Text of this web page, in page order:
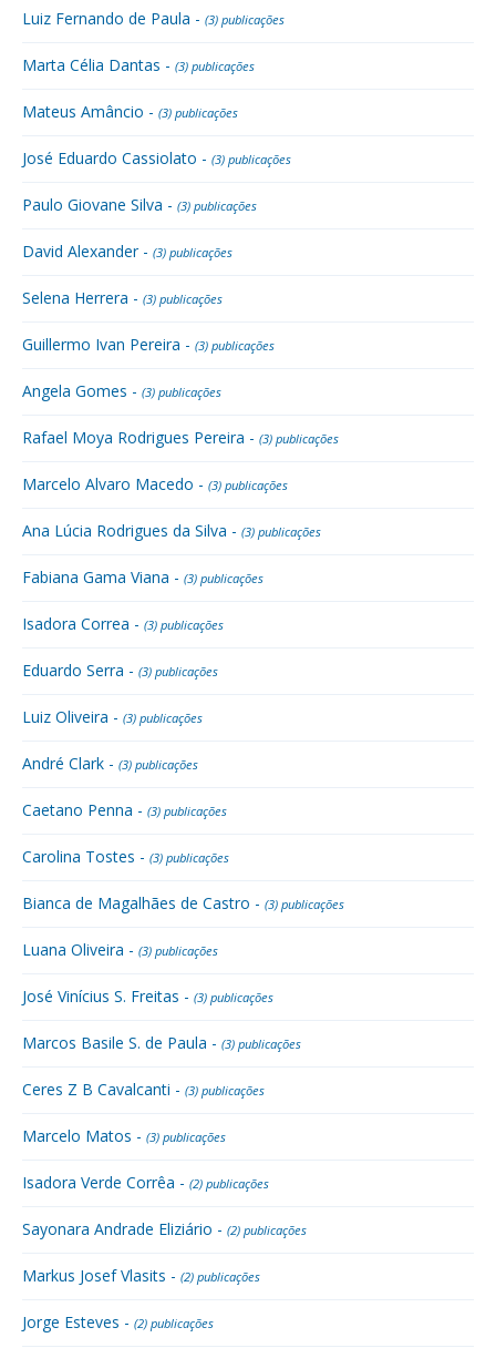
Luiz Fernando de Paula - (3) publicações
Marta Célia Dantas - (3) publicações
Mateus Amâncio - (3) publicações
José Eduardo Cassiolato - (3) publicações
Paulo Giovane Silva - (3) publicações
David Alexander - (3) publicações
Selena Herrera - (3) publicações
Guillermo Ivan Pereira - (3) publicações
Angela Gomes - (3) publicações
Rafael Moya Rodrigues Pereira - (3) publicações
Marcelo Alvaro Macedo - (3) publicações
Ana Lúcia Rodrigues da Silva - (3) publicações
Fabiana Gama Viana - (3) publicações
Isadora Correa - (3) publicações
Eduardo Serra - (3) publicações
Luiz Oliveira - (3) publicações
André Clark - (3) publicações
Caetano Penna - (3) publicações
Carolina Tostes - (3) publicações
Bianca de Magalhães de Castro - (3) publicações
Luana Oliveira - (3) publicações
José Vinícius S. Freitas - (3) publicações
Marcos Basile S. de Paula - (3) publicações
Ceres Z B Cavalcanti - (3) publicações
Marcelo Matos - (3) publicações
Isadora Verde Corrêa - (2) publicações
Sayonara Andrade Eliziário - (2) publicações
Markus Josef Vlasits - (2) publicações
Jorge Esteves - (2) publicações